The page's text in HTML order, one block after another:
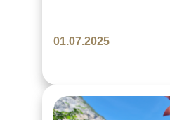
Kindergarten ist
01.07.2025